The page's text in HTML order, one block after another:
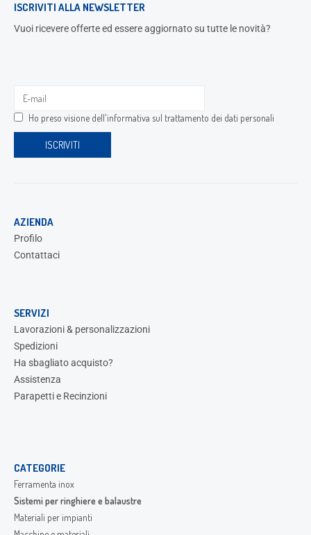
ISCRIVITI ALLA NEWSLETTER
Vuoi ricevere offerte ed essere aggiornato su tutte le novità?
Ho preso visione dell'informativa sul trattamento dei dati personali
AZIENDA
Profilo
Contattaci
SERVIZI
Lavorazioni & personalizzazioni
Spedizioni
Ha sbagliato acquisto?
Assistenza
Parapetti e Recinzioni
CATEGORIE
Ferramenta inox
Sistemi per ringhiere e balaustre
Materiali per impianti